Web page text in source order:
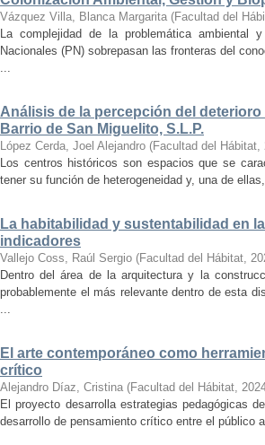
Vázquez Villa, Blanca Margarita (Facultad del
La complejidad de la problemática
Nacionales (PN) sobrepasan las fronteras del
...
Análisis de la percepción del
Barrio de San Miguelito, S.L.P.
López Cerda, Joel Alejandro (Facultad del Hábitat,
Los centros históricos son espacios que se
tener su función de heterogeneidad y, una de
La habitabilidad y sustentabilidad en
indicadores
Vallejo Coss, Raúl Sergio (Facultad del Hábitat,
Dentro del área de la arquitectura y la
probablemente el más relevante dentro de esta
...
El arte contemporáneo como
crítico
Alejandro Díaz, Cristina (Facultad del Hábitat,
El proyecto desarrolla estrategias pedagógicas
desarrollo de pensamiento crítico entre el público